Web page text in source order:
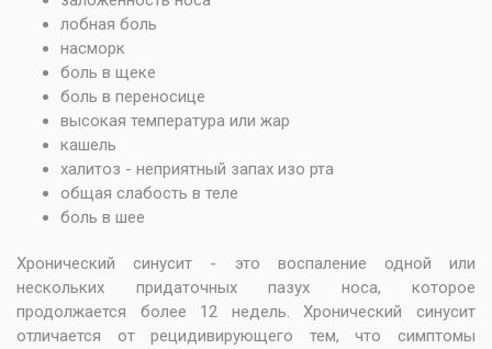
лобная боль
насморк
боль в щеке
боль в переносице
высокая температура или жар
кашель
халитоз - неприятный запах изо рта
общая слабость в теле
боль в шее
Хронический синусит - это воспаление одной или
нескольких придаточных пазух носа, которое
продолжается более 12 недель. Хронический синусит
отличается от рецидивирующего тем, что симптомы